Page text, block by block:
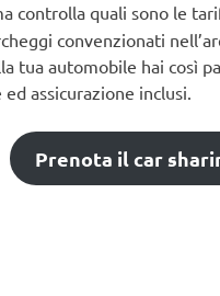
controlla quali sono le
convenzionati
tua automobile hai così
assicurazione inclusi.
Prenota il car